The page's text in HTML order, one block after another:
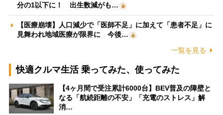
分の1以下に！ 出生数減がも…
【医療崩壊】人口減少で「医師不足」に加えて「患者不足」に
見舞われ地域医療が限界に 今後…
一覧を見る
快適クルマ生活 乗ってみた、使ってみた
【4ヶ月間で受注累計6000台】BEV普及の障壁と
なる「航続距離の不安」「充電のストレス」解
消…